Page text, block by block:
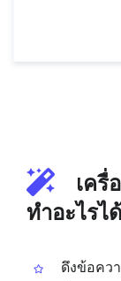
เครื่
ทำอะไรไ
ดึงข้อคว